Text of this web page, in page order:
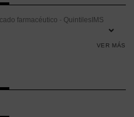
farmacéutico - QuintilesIMS
VER MÁS